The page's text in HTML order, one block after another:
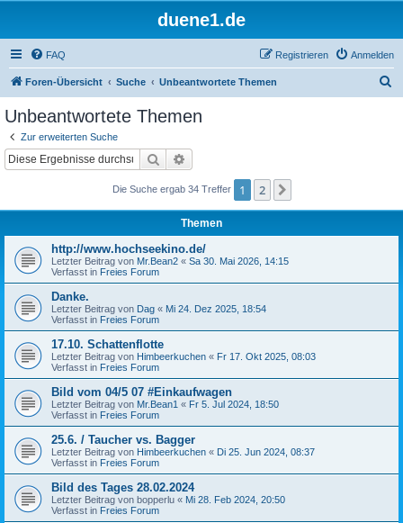
duene1.de
FAQ Anmelden
Registrieren
Foren-Übersicht Suche Unbeantwortete Themen
Unbeantwortete Themen
Zur erweiterten Suche
Suche
Die Suche ergab 34 Treffer 1 2
Themen
http://www.hochseekino.de/
Letzter Beitrag von Mr.Bean2 « Sa 30. Mai 2026, 14:15
Verfasst in Freies Forum
Danke.
Letzter Beitrag von Dag « Mi 24. Dez 2025, 18:54
Verfasst in Freies Forum
17.10. Schattenflotte
Letzter Beitrag von Himbeerkuchen « Fr 17. Okt 2025, 08:03
Verfasst in Freies Forum
Bild vom 04/5 07 #Einkaufwagen
Letzter Beitrag von Mr.Bean1 « Fr 5. Jul 2024, 18:50
Verfasst in Freies Forum
25.6. / Taucher vs. Bagger
Letzter Beitrag von Himbeerkuchen « Di 25. Jun 2024, 08:37
Verfasst in Freies Forum
Bild des Tages 28.02.2024
Letzter Beitrag von bopperlu « Mi 28. Feb 2024, 20:50
Verfasst in Freies Forum